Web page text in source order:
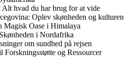
hvad du har brug for at vide
Oplev skønheden og kulturen
Magisk Oase i Himalaya
i Nordafrika
om sundhed på rejsen
Forskningsstøtte og Ressourcer